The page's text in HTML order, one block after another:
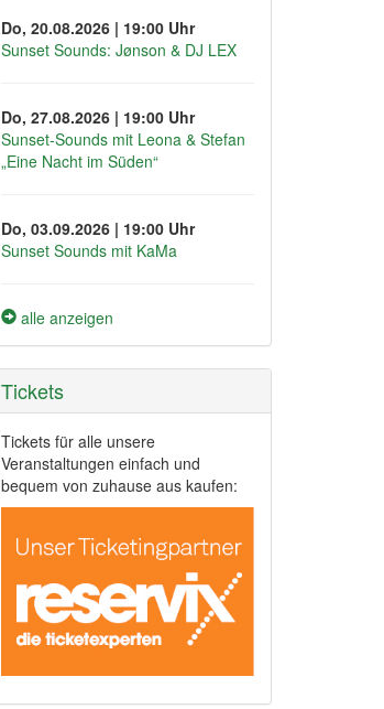
Do, 20.08.2026 | 19:00 Uhr
Sunset Sounds: Jønson & DJ LEX
Do, 27.08.2026 | 19:00 Uhr
Sunset-Sounds mit Leona & Stefan
„Eine Nacht im Süden“
Do, 03.09.2026 | 19:00 Uhr
Sunset Sounds mit KaMa
alle anzeigen
Tickets
Tickets für alle unsere
Veranstaltungen einfach und
bequem von zuhause aus kaufen: